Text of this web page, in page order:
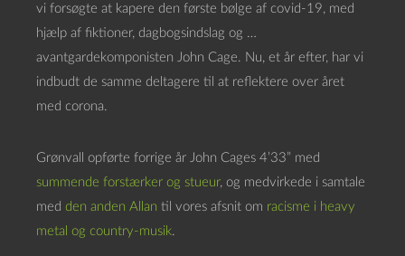
vi forsøgte at kapere den første bølge af covid-19, med
hjælp af fiktioner, dagbogsindslag og …
avantgardekomponisten John Cage. Nu, et år efter, har vi
indbudt de samme deltagere til at reflektere over året
med corona.
Grønvall opførte forrige år John Cages 4’33” med
summende forstærker og stueur, og medvirkede i samtale
med den anden Allan til vores afsnit om racisme i heavy
metal og country-musik.